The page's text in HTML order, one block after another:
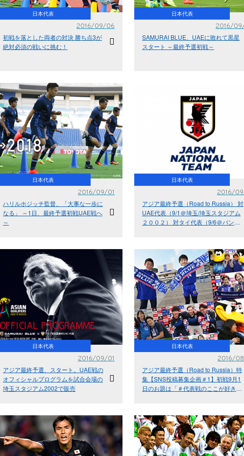
日本代表
2016/09/06
初戦を落とした両者の対決 勝ち点3が
絶対必須の戦いに挑む！
日本代表
2016/
SAMURAI BLUE、UAEに敗れて黒星
スタート ～最終予選初戦～
日本代表
2016/09/01
ハリルホジッチ監督、「大事な一歩に
なる」 ～1日、最終予選初戦UAE戦へ
～
日本代表
2016/
アジア最終予選（Road to Russia） 対
UAE代表（9/1＠埼玉/埼玉スタジアム
２００２） 対タイ代表（9/6＠バンコ
更のお知らせ
日本代表
2016/09/01
アジア最終予選、スタート。UAE戦の
オフィシャルプログラムを試合会場の
埼玉スタジアム2002で販売
日本代表
2016/
アジア最終予選（Road to Russia）特
集【SNS投稿募集企画＃1】初戦9月1
日のお題は「＃代表戦のここが好き」